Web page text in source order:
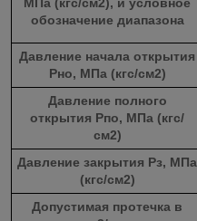
обозначение диапазона
Давление начала открытия
Рно, МПа (кгс/см2)
Давление полного
открытия Рпо, МПа (кгс/
см2)
Давление закрытия Рз, МПа
(кгс/см2)
Допустимая протечка в